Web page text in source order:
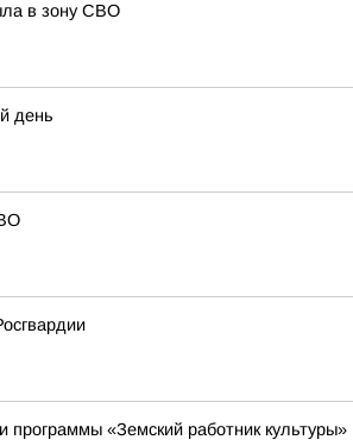
в зону СВО
день
«Земский работник культуры»